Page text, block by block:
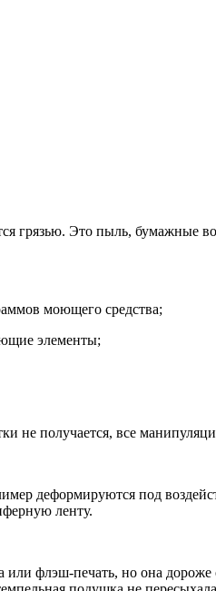
грязью. Это пыль, бумажные
моющего средства;
элементы;
не получается, все
деформируются под
ленту.
или флэш-печать, но она